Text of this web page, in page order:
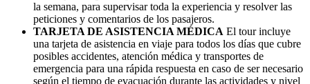
la semana, para supervisar toda la experiencia y resolver las
peticiones y comentarios de los pasajeros.
TARJETA DE ASISTENCIA MÉDICA El tour incluye
una tarjeta de asistencia en viaje para todos los días que cubre
posibles accidentes, atención médica y transportes de
emergencia para una rápida respuesta en caso de ser necesario
según el tiempo de evacuación durante las actividades y nivel